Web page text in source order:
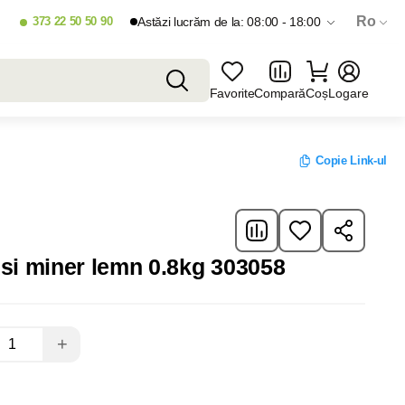
373 22 50 50 90 Astăzi lucrăm de la: 08:00 - 18:00 Ro
FavoriteComparăCoșLogare
Copie Link-ul
miner lemn 0.8kg 303058
+